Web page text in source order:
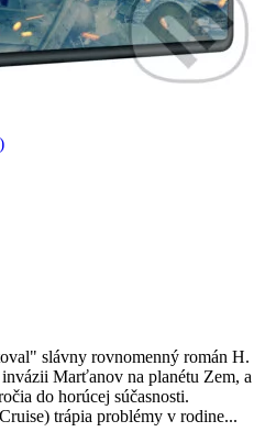
slávny rovnomenný román H.
Marťanov na planétu Zem, a
do horúcej súčasnosti.
trápia problémy v rodine...